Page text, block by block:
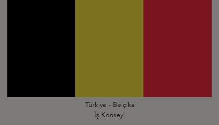
Türkiye - Belçika
İş Konseyi